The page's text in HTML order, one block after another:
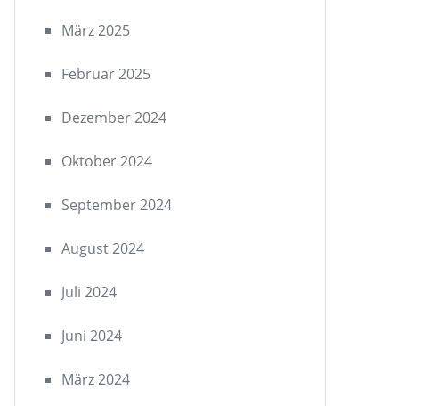
März 2025
Februar 2025
Dezember 2024
Oktober 2024
September 2024
August 2024
Juli 2024
Juni 2024
März 2024